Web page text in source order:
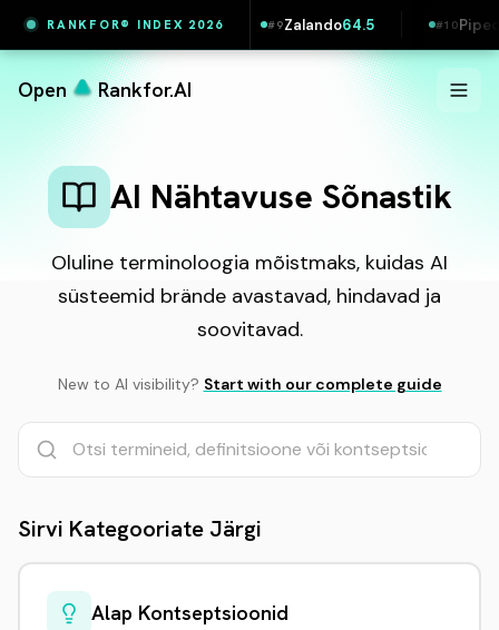
RANKFOR® INDEX 2026
64.5 #9Zalando64.5 # 10Pipedrive #
Open Rankfor.AI
AI Nähtavuse Sõnastik
Oluline terminoloogia mõistmaks, kuidas AI
süsteemid brände avastavad, hindavad ja
soovitavad.
New to AI visibility? Start with our complete guide
Sirvi Kategooriate Järgi
Alap Kontseptsioonid